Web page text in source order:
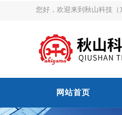
您好，欢迎来到秋山科技（
网站首页